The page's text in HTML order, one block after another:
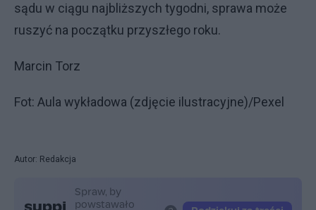
sądu w ciągu najbliższych tygodni, sprawa może
ruszyć na początku przyszłego roku.
Marcin Torz
Fot: Aula wykładowa (zdjęcie ilustracyjne)/Pexel
Autor: Redakcja